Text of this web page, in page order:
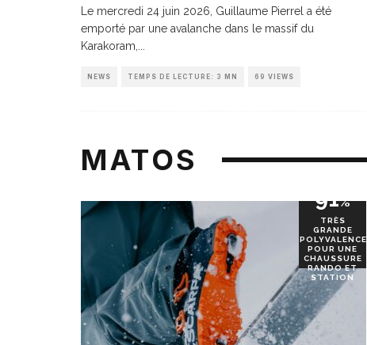
Le mercredi 24 juin 2026, Guillaume Pierrel a été
emporté par une avalanche dans le massif du
Karakoram,
NEWS TEMPS DE LECTURE: 3 MN 69 VIEWS
MATOS
91%
TRÈS
GRANDE
POLYVALENCE
POUR UNE
CHAUSSURE
RANDO ET
STATION